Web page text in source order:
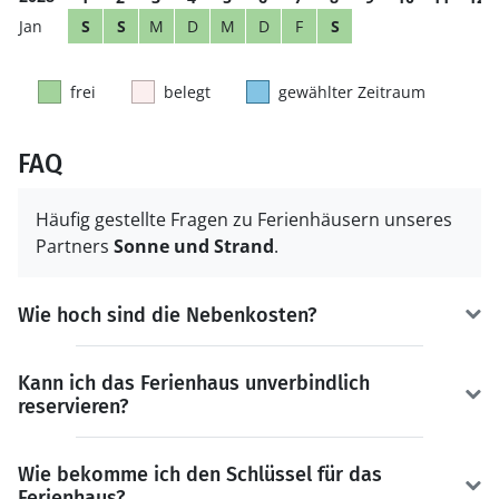
S
S M D M D F S
frei belegt gewählter Zeitraum
FAQ
Häufig gestellte Fragen zu Ferienhäusern unseres
Partners Sonne und Strand.
Wie hoch sind die Nebenkosten?
Kann ich das Ferienhaus unverbindlich
reservieren?
Wie bekomme ich den Schlüssel für das